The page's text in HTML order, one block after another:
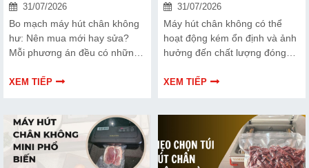
31/07/2026
Bo mạch máy hút chân không
hư: Nên mua mới hay sửa?
Mỗi phương án đều có những
cùng tìm hiểu để đưa ra quyết
XEM TIẾP
31/07/2026
Máy hút chân không có thể
hoạt động kém ổn định và ảnh
hưởng đến chất lượng đóng
Bài viết dưới đây sẽ giúp bạn
XEM TIẾP